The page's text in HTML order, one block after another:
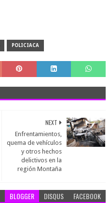
POLICIACA
NEXT
Enfrentamientos,
quema de vehículos
y otros hechos
delictivos en la
región Montaña
BLOGGER DISQUS FACEBOOK